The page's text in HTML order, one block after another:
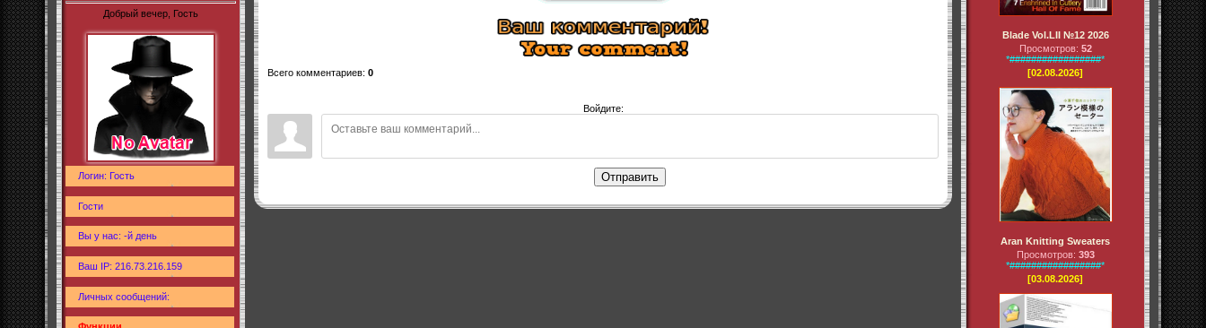
Добрый вечер, Гость
Логин: Гость
Гости
Вы у нас: -й день
Ваш IP: 216.73.216.159
Личных сообщений:
Всего комментариев: 0
Войдите:
Отправить
Blade Vol.LII №12 2026
Просмотров: 52
*#################*
[02.08.2026]
Aran Knitting Sweaters
Просмотров: 393
*#################*
[03.08.2026]